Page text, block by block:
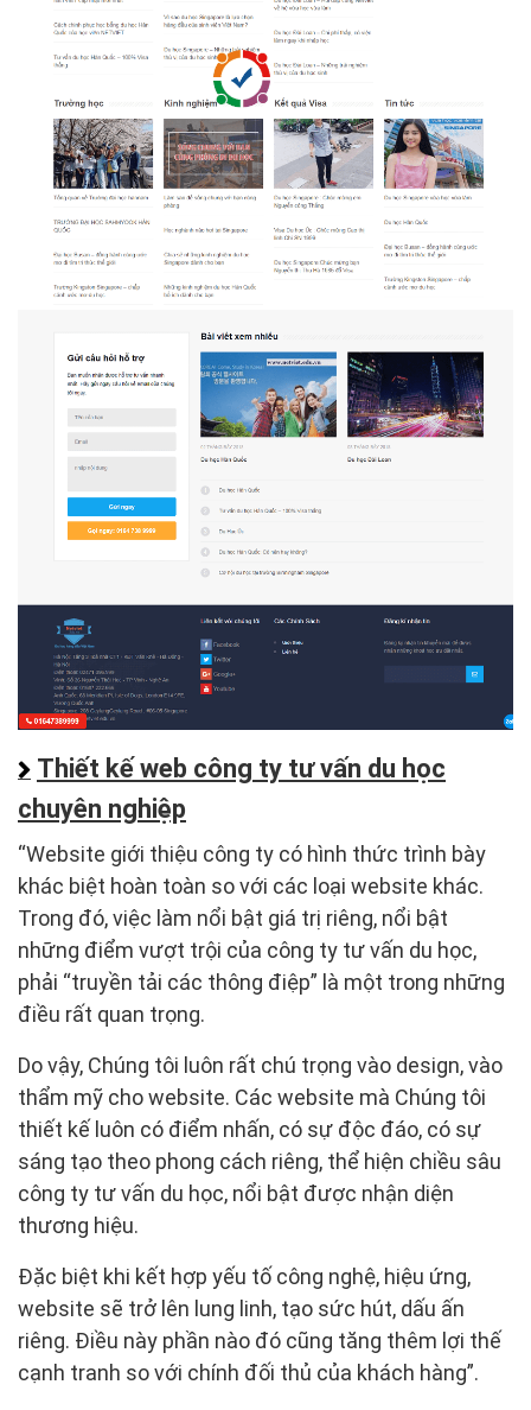
Thiết kế web công ty tư vấn du học
chuyên nghiệp
“Website giới thiệu công ty có hình thức trình bày
khác biệt hoàn toàn so với các loại website khác.
Trong đó, việc làm nổi bật giá trị riêng, nổi bật
những điểm vượt trội của công ty tư vấn du học,
phải “truyền tải các thông điệp” là một trong những
điều rất quan trọng.
Do vậy, Chúng tôi luôn rất chú trọng vào design, vào
thẩm mỹ cho website. Các website mà Chúng tôi
thiết kế luôn có điểm nhấn, có sự độc đáo, có sự
sáng tạo theo phong cách riêng, thể hiện chiều sâu
công ty tư vấn du học, nổi bật được nhận diện
thương hiệu.
Đặc biệt khi kết hợp yếu tố công nghệ, hiệu ứng,
website sẽ trở lên lung linh, tạo sức hút, dấu ấn
riêng. Điều này phần nào đó cũng tăng thêm lợi thế
cạnh tranh so với chính đối thủ của khách hàng”.